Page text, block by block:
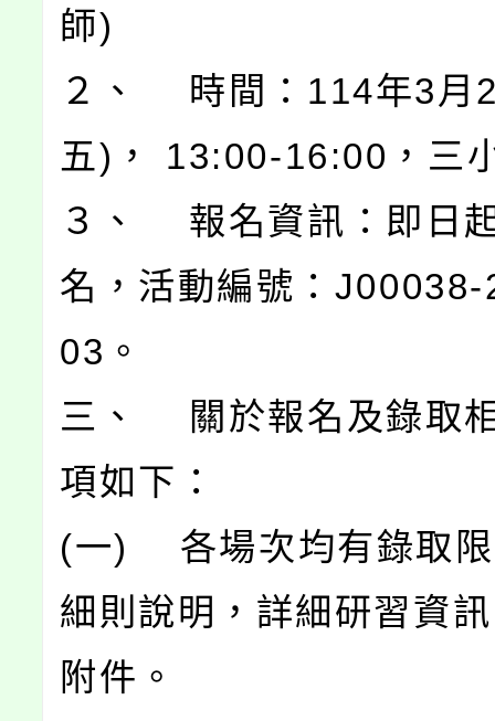
師)
２、 時間：114年3月
五)， 13:00-16:00，三
３、 報名資訊：即日
名，活動編號：
03。
三、 關於報名及錄取
項如下：
(一) 各場次均有錄取限
細則說明，詳細研習資
附件。